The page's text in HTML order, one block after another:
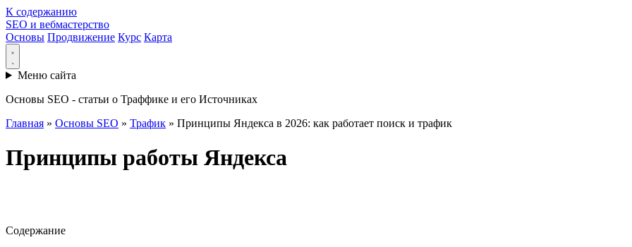
К содержанию
SEO и вебмастерство
Основы Продвижение Курс Карта
Меню сайта
Основы SEO - статьи о Траффике и его Источниках
Главная » Основы SEO » Трафик » Принципы Яндекса в 2026: как работает поиск и трафик
Принципы работы Яндекса
Содержание